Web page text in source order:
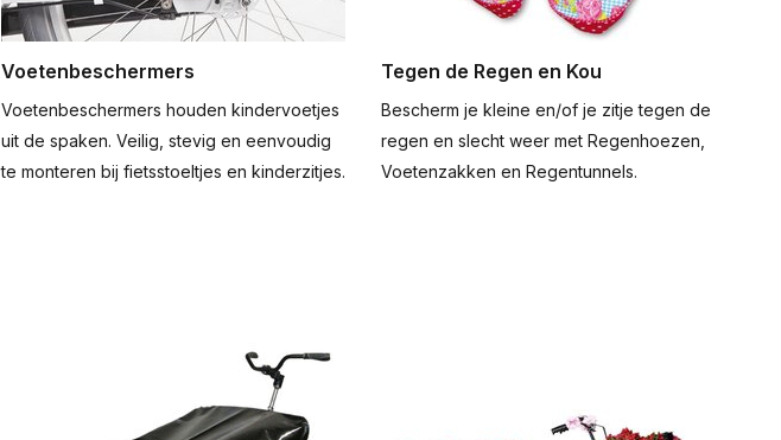
Voetenbeschermers
Voetenbeschermers houden kinder­voetjes
uit de spaken. Veilig, stevig en eenvoudig
te monteren bij fietsstoeltjes en kinderzitjes.
Tegen de Regen en Kou
Bescherm je kleine en/of je zitje tegen de
regen en slecht weer met Regenhoezen,
Voetenzakken en Regentunnels.